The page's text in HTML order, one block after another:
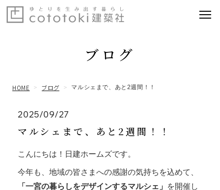
ブログ
HOME ブログ マルシェまで、あと2週間！！
2025/09/27
マルシェまで、あと2週間！！
こんにちは！日建ホームズです。
今年も、地域の皆さまへの感謝の気持ちを込めて、
「一宮の暮らしをデザインするマルシェ」 を開催し